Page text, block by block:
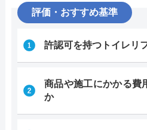
評価・おすすめ基準
許認可を持つトイレリ
商品や施工にかかる費
か